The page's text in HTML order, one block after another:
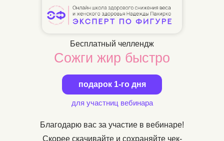
Скорее скачивайте и сохраняйте чек-
Благодарю вас за участие в вебинаре!
для участниц вебинара
подарок 1-го дня
Сожги жир быстро
Бесплатный челлендж